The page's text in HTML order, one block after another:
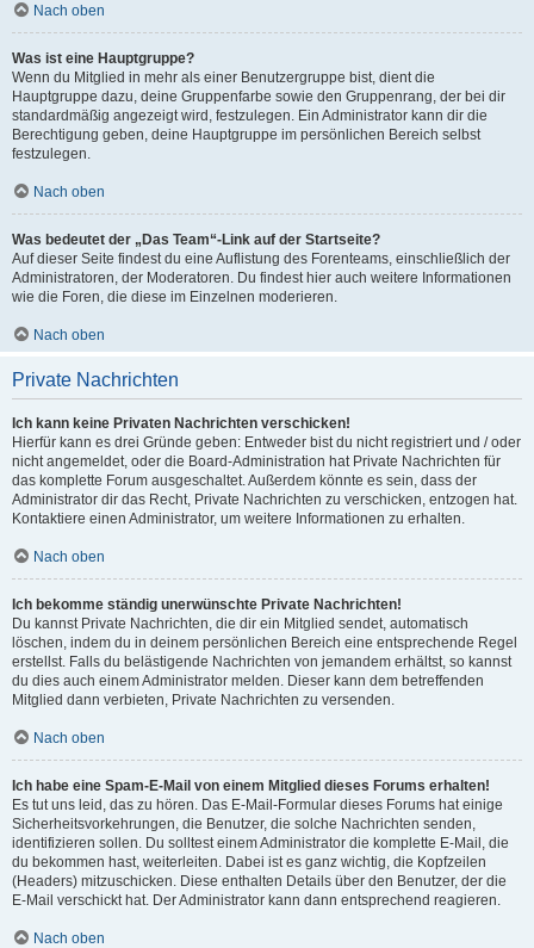
Nach oben
Was ist eine Hauptgruppe?
Wenn du Mitglied in mehr als einer Benutzergruppe bist, dient die
Hauptgruppe dazu, deine Gruppenfarbe sowie den Gruppenrang, der bei dir
standardmäßig angezeigt wird, festzulegen. Ein Administrator kann dir die
Berechtigung geben, deine Hauptgruppe im persönlichen Bereich selbst
festzulegen.
Nach oben
Was bedeutet der „Das Team“-Link auf der Startseite?
Auf dieser Seite findest du eine Auflistung des Forenteams, einschließlich der
Administratoren, der Moderatoren. Du findest hier auch weitere Informationen
wie die Foren, die diese im Einzelnen moderieren.
Nach oben
Private Nachrichten
Ich kann keine Privaten Nachrichten verschicken!
Hierfür kann es drei Gründe geben: Entweder bist du nicht registriert und / oder
nicht angemeldet, oder die Board-Administration hat Private Nachrichten für
das komplette Forum ausgeschaltet. Außerdem könnte es sein, dass der
Administrator dir das Recht, Private Nachrichten zu verschicken, entzogen hat.
Kontaktiere einen Administrator, um weitere Informationen zu erhalten.
Nach oben
Ich bekomme ständig unerwünschte Private Nachrichten!
Du kannst Private Nachrichten, die dir ein Mitglied sendet, automatisch
löschen, indem du in deinem persönlichen Bereich eine entsprechende Regel
erstellst. Falls du belästigende Nachrichten von jemandem erhältst, so kannst
du dies auch einem Administrator melden. Dieser kann dem betreffenden
Mitglied dann verbieten, Private Nachrichten zu versenden.
Nach oben
Ich habe eine Spam-E-Mail von einem Mitglied dieses Forums erhalten!
Es tut uns leid, das zu hören. Das E-Mail-Formular dieses Forums hat einige
Sicherheitsvorkehrungen, die Benutzer, die solche Nachrichten senden,
identifizieren sollen. Du solltest einem Administrator die komplette E-Mail, die
du bekommen hast, weiterleiten. Dabei ist es ganz wichtig, die Kopfzeilen
(Headers) mitzuschicken. Diese enthalten Details über den Benutzer, der die
E-Mail verschickt hat. Der Administrator kann dann entsprechend reagieren.
Nach oben